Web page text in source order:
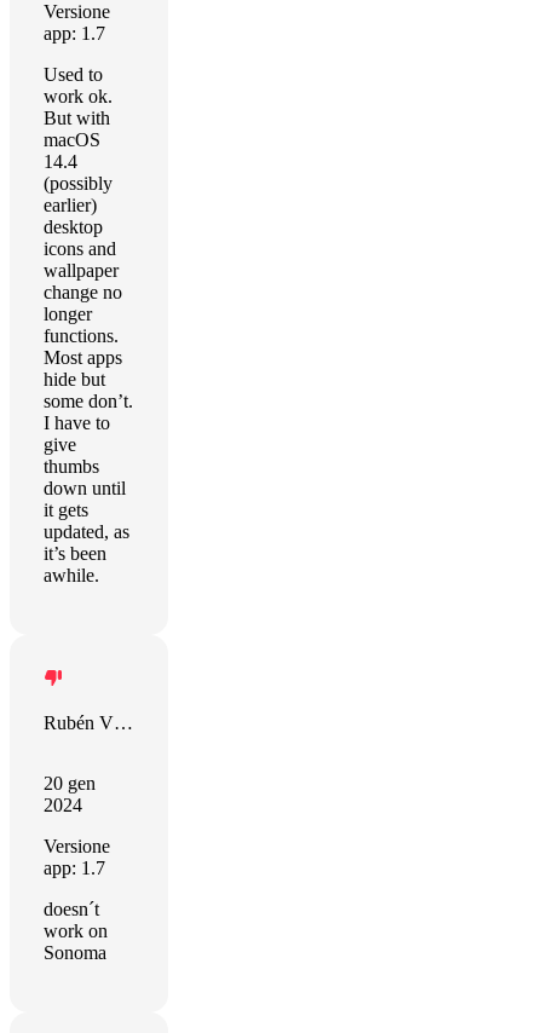
Versione
app: 1.7
Used to
work ok.
But with
macOS
14.4
(possibly
earlier)
desktop
icons and
wallpaper
change no
longer
functions.
Most apps
hide but
some don’t.
I have to
give
thumbs
down until
it gets
updated, as
it’s been
awhile.
Rubén Vázquez
20 gen
2024
Versione
app: 1.7
doesn´t
work on
Sonoma